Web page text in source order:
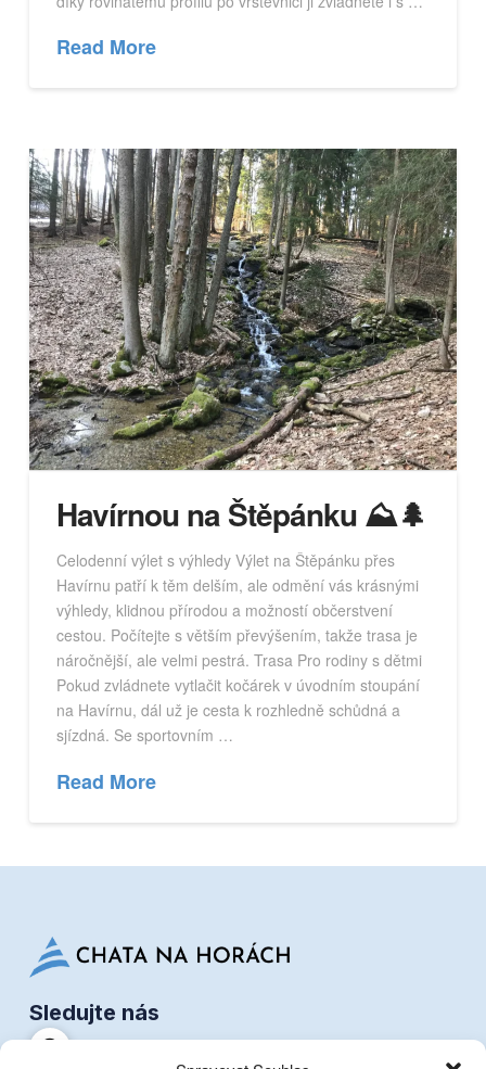
Read More
Havírnou na Štěpánku ⛰️🌲
Celodenní výlet s výhledy Výlet na Štěpánku přes
Havírnu patří k těm delším, ale odmění vás krásnými
výhledy, klidnou přírodou a možností občerstvení
cestou. Počítejte s větším převýšením, takže trasa je
náročnější, ale velmi pestrá. Trasa Pro rodiny s dětmi
Pokud zvládnete vytlačit kočárek v úvodním stoupání
na Havírnu, dál už je cesta k rozhledně schůdná a
sjízdná. Se sportovním …
Read More
Sledujte nás